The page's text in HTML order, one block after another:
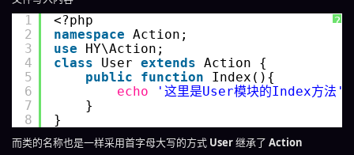
?
1
2
3
4
5
6
7
8
<?php
namespace Action;
use
HY\Action;
class
User extends Action {
public
function
Index(){
echo
'这里是User模块的Index方法'
}
}
而类的名称也是一样采用首字母大写的方式 User继承了 Action